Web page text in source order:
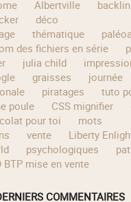
Albertville
déco
thématique
des fichiers en série
julia child
graisses
journée
piratages tuto
poule
CSS mignifier
pour toi
mots
vente
Liberty
psychologiques
BTP mise en vente
COMMENTAIRES